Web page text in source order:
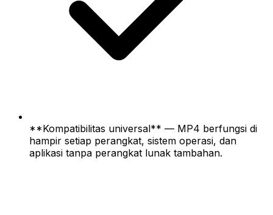
**Kompatibilitas universal** — MP4 berfungsi di
hampir setiap perangkat, sistem operasi, dan
aplikasi tanpa perangkat lunak tambahan.